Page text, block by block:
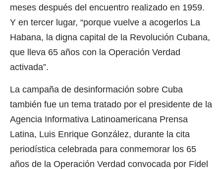
meses después del encuentro realizado en 1959.
Y en tercer lugar, “porque vuelve a acogerlos La
Habana, la digna capital de la Revolución Cubana,
que lleva 65 años con la Operación Verdad
activada”.
La campaña de desinformación sobre Cuba
también fue un tema tratado por el presidente de la
Agencia Informativa Latinoamericana Prensa
Latina, Luis Enrique González, durante la cita
periodística celebrada para conmemorar los 65
años de la Operación Verdad convocada por Fidel